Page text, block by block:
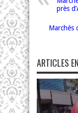
près
Marchés
ARTICLES